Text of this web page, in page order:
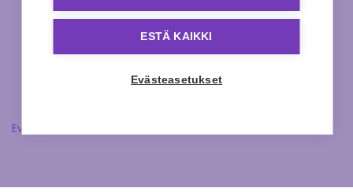
Evästeasetukset
ESTÄ KAIKKI
Evästeasetukset